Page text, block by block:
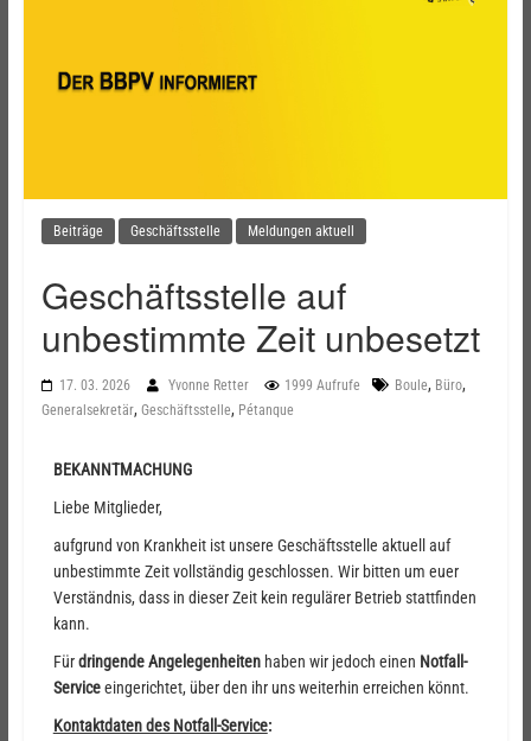
Beiträge Geschäftsstelle Meldungen aktuell
Geschäftsstelle auf
unbestimmte Zeit unbesetzt
17. 03. 2026 Yvonne Retter 1999 Aufrufe Boule, Büro,
Generalsekretär, Geschäftsstelle, Pétanque
BEKANNTMACHUNG
Liebe Mitglieder,
aufgrund von Krankheit ist unsere Geschäftsstelle aktuell auf
unbestimmte Zeit vollständig geschlossen. Wir bitten um euer
Verständnis, dass in dieser Zeit kein regulärer Betrieb stattfinden
kann.
Fürdringende Angelegenheitenhaben wir jedoch einen Notfall-
Serviceeingerichtet, über den ihr uns weiterhin erreichen könnt.
Kontaktdaten des Notfall-Service: